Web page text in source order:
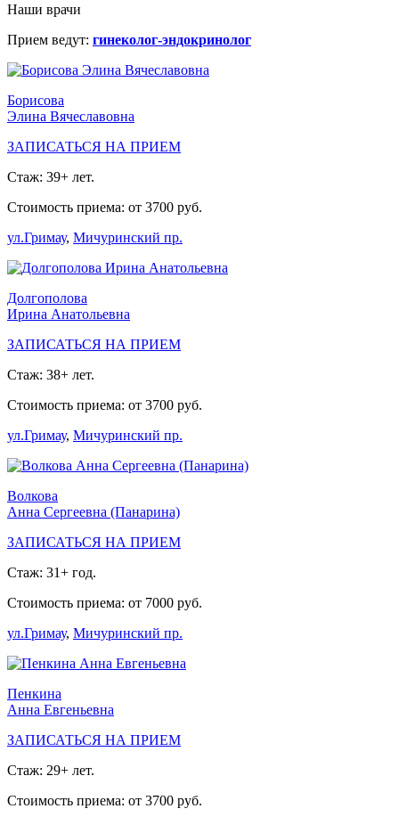
Наши врачи
Прием ведут: гинеколог-эндокринолог
Борисова
Элина Вячеславовна
ЗАПИСАТЬСЯ НА ПРИЕМ
Стаж: 39+ лет.
Стоимость приема: от 3700 руб.
ул.Гримау, Мичуринский пр.
Долгополова
Ирина Анатольевна
ЗАПИСАТЬСЯ НА ПРИЕМ
Стаж: 38+ лет.
Стоимость приема: от 3700 руб.
ул.Гримау, Мичуринский пр.
Волкова
Анна Сергеевна (Панарина)
ЗАПИСАТЬСЯ НА ПРИЕМ
Стаж: 31+ год.
Стоимость приема: от 7000 руб.
ул.Гримау, Мичуринский пр.
Пенкина
Анна Евгеньевна
ЗАПИСАТЬСЯ НА ПРИЕМ
Стаж: 29+ лет.
Стоимость приема: от 3700 руб.